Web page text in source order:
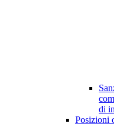
di
Posizioni